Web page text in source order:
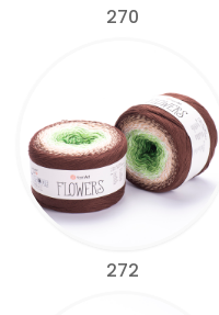
270
272